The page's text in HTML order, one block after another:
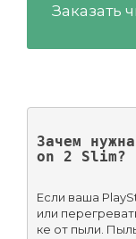
Заказать
Зачем
on 2 Slim?
Если ваша
или
ке от пыли.